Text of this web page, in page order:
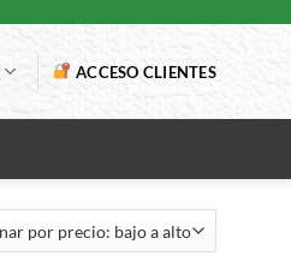
ACCESO CLIENTES